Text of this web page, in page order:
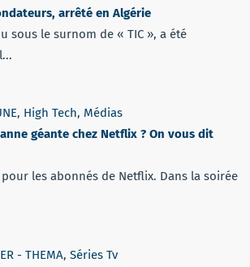
arrêté en Algérie
sous le surnom de « TIC », a été
, High Tech, Médias
géante chez Netflix ? On vous dit
les abonnés de Netflix. Dans la soirée
- THEMA, Séries Tv